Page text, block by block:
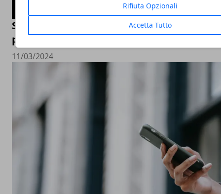
Rifiuta Opzionali
Accetta Tutto
Sbocchi professionali nel digitale: le
per i giovani
11/03/2024